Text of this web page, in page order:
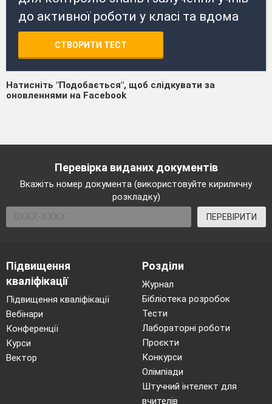
до активної роботи у класі та вдома
СТВОРИТИ ТЕСТ
Натисніть "Подобається", щоб слідкувати за
оновленнями на Facebook
Перевірка виданих документів
Вкажіть номер документа (використовуйте кириличну
розкладку)
ПЕРЕВІРИТИ
Підвищення
кваліфікації
Підвищення кваліфікації
Вебінари
Конференції
Курси
Вектор
Розділи
Журнал
Бібліотека розробок
Тести
Лабораторні роботи
Проєкти
Конкурси
Олімпіади
Штучний інтелект для
вчителів